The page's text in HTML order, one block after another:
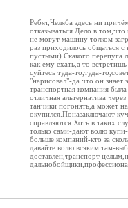
Ребят,Челяба здесь ни
отказываться.Дело в
не могут машину толком
раз приходилось общаться
пустыми).Скакого перепуга
как ему ехать,а то
суйтесь туда-то,туда-
"нарисовал"-да что он знает
транспортная компания
отличная альтернатива
танчики погонять,а может
окупился.Поназаключают
справляются.Хоть в таких
только сами-дают волю
больше компаний-кто за
давайте волю всяким там-
доставлен,транспорт